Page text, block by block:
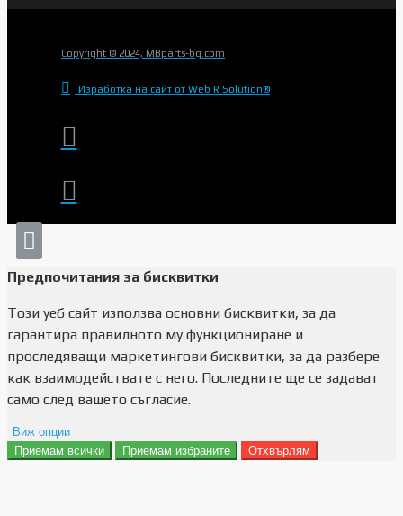
Copyright © 2024, MBparts-bg.com
Изработка на сайт от Web R Solution®
Предпочитания за бисквитки
Този уеб сайт използва основни бисквитки, за да
гарантира правилното му функциониране и
проследяващи маркетингови бисквитки, за да разбере
как взаимодействате с него. Последните ще се задават
само след вашето съгласие.
Виж опции
Препочитания за реклами
Приемам всички Приемам избраните Отхвърлям